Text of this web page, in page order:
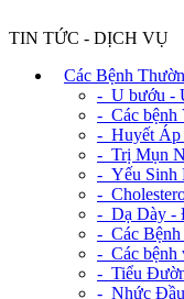
TIN TỨC - DỊCH VỤ
Các Bệnh
- U bướu -
- Các bệnh
- Huyết Áp
- Trị Mụn
- Yếu Sinh
-
- Dạ Dày -
- Các
- Các bệnh
- Tiểu
- Nhức